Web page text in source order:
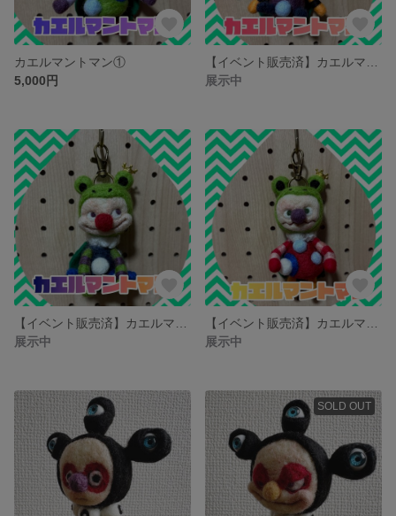
カエルマントマン①
5,000円
展示中
展示中
展示中
SOLD OUT